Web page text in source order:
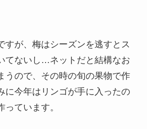
すが、梅はシーズンを逃すとス
てないし…ネットだと結構なお
うので、その時の旬の果物で作
に今年はリンゴが手に入ったの
っています。